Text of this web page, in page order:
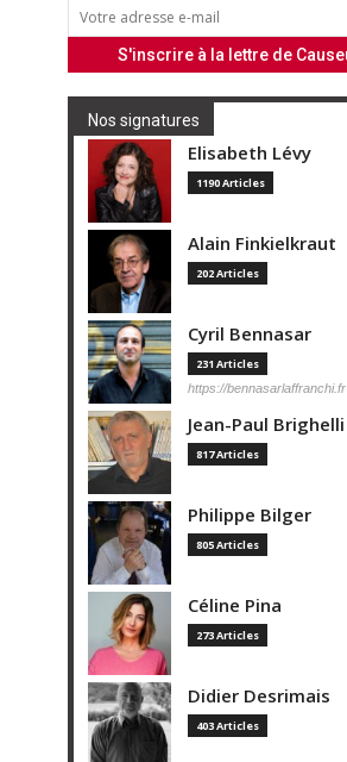
Nos signatures
Elisabeth Lévy
1190 Articles
Alain Finkielkraut
202 Articles
Cyril Bennasar
231 Articles
https://bennasarlaffranchi.fr
Jean-Paul Brighelli
817 Articles
Philippe Bilger
805 Articles
Céline Pina
273 Articles
Didier Desrimais
403 Articles